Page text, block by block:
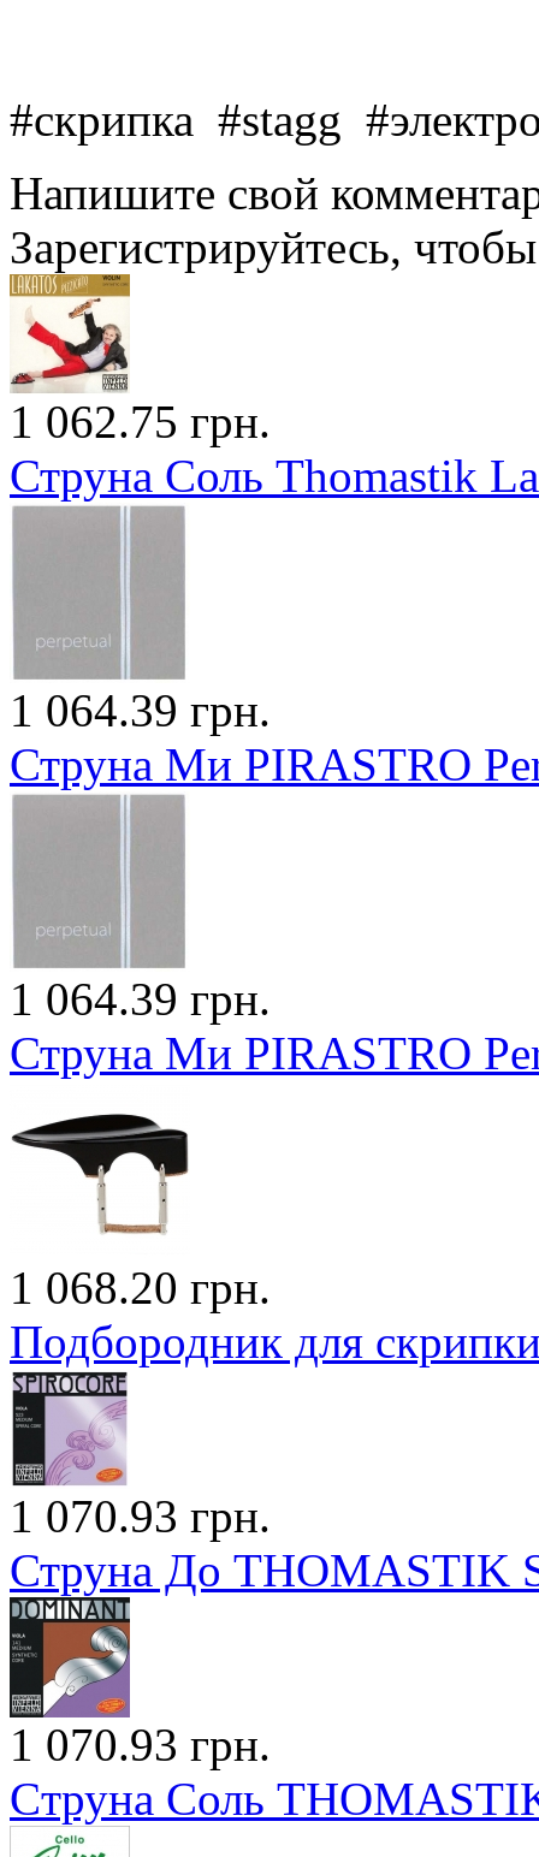
#скрипка #stagg
Напишите свой
Зарегистрируйтесь,
1 062.75 грн.
Струна Соль Thomastik
1 064.39 грн.
Струна Ми PIRASTRO
1 064.39 грн.
Струна Ми PIRASTRO
1 068.20 грн.
Подбородник для
1 070.93 грн.
Струна До THOMASTIK
1 070.93 грн.
Cтруна Соль